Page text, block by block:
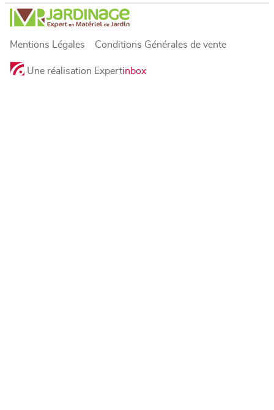
Mentions Légales Conditions Générales de vente
Une réalisation Expertinbox